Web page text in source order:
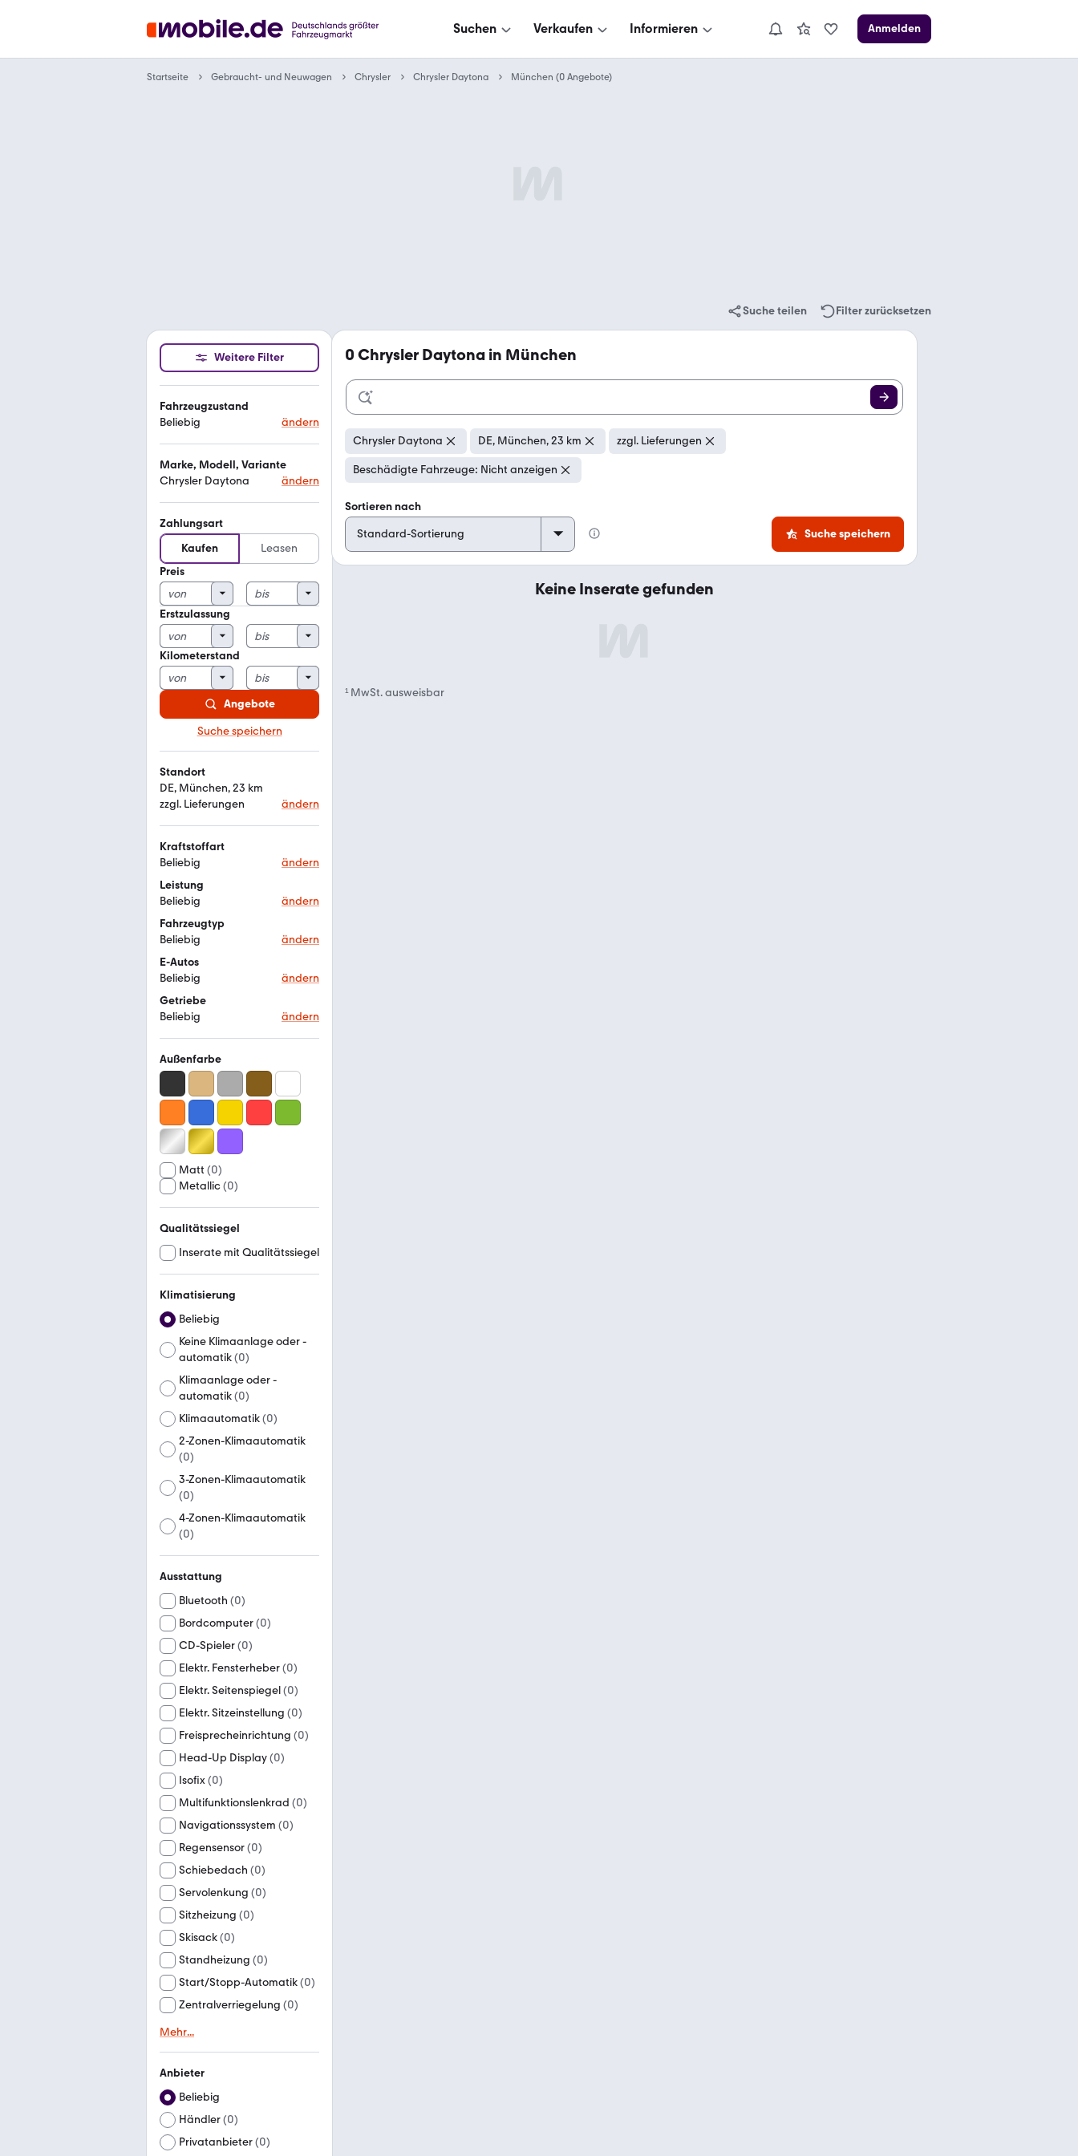
Suchen Verkaufen Informieren Anmelden
Startseite Gebraucht- und Neuwagen Chrysler Chrysler Daytona München (0 Angebote)
Suche teilen Filter zurücksetzen
Weitere Filter
Fahrzeugzustand
Beliebig
ändern
Marke, Modell, Variante
Chrysler Daytona
ändern
Zahlungsart
Kaufen
Leasen
Preis
Erstzulassung
Kilometerstand
Angebote
Suche speichern
Standort
DE, München, 23 km
zzgl. Lieferungen
ändern
Kraftstoffart
Beliebig
ändern
Leistung
Beliebig
ändern
Fahrzeugtyp
Beliebig
ändern
E-Autos
Beliebig
ändern
Getriebe
Beliebig
ändern
Außenfarbe
Matt (0)
Metallic(0)
Qualitätssiegel
Inserate mit Qualitätssiegel
Klimatisierung
Beliebig
Keine Klimaanlage oder -
automatik(0)
Klimaanlage oder -
automatik(0)
Klimaautomatik(0)
2-Zonen-Klimaautomatik
(0)
3-Zonen-Klimaautomatik
(0)
4-Zonen-Klimaautomatik
(0)
Ausstattung
Bluetooth (0)
Bordcomputer(0)
CD-Spieler(0)
Elektr. Fensterheber(0)
Elektr. Seitenspiegel(0)
Elektr. Sitzeinstellung (0)
Freisprecheinrichtung (0)
Head-Up Display(0)
Isofix(0)
Multifunktionslenkrad (0)
Navigationssystem (0)
Regensensor(0)
Schiebedach (0)
Servolenkung (0)
Sitzheizung (0)
Skisack(0)
Standheizung (0)
Start/Stopp-Automatik(0)
Zentralverriegelung (0)
Mehr...
Anbieter
Beliebig
Händler(0)
Privatanbieter(0)
0 Chrysler Daytona in München
Chrysler Daytona DE, München, 23 km zzgl. Lieferungen
Beschädigte Fahrzeuge: Nicht anzeigen
Sortieren nach
Suche speichern
Keine Inserate gefunden
¹MwSt. ausweisbar